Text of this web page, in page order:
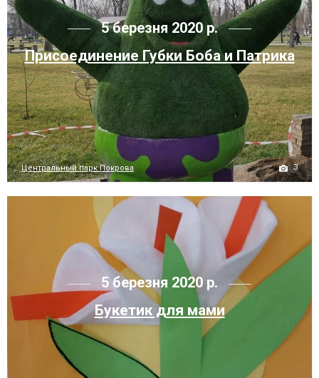
5 березня 2020 р.
Присоединение Губки Боба и Патрика
Центральный парк Покрова 3
5 березня 2020 р.
Букетик для мами